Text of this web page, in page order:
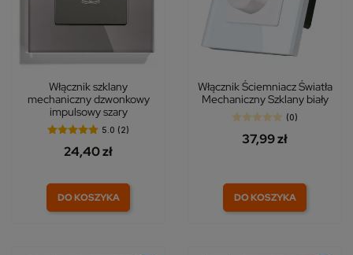
Włącznik szklany
mechaniczny dzwonkowy
impulsowy szary
5.0 (2)
24,40 zł
DO KOSZYKA
Włącznik Ściemniacz Światła
Mechaniczny Szklany biały
(0)
37,99 zł
DO KOSZYKA